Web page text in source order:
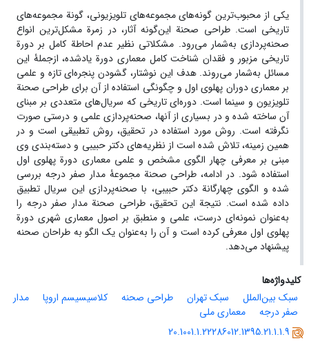
یکی از محبوب‌ترین گونه‌های مجموعه‌های تلویزیونی، گونة مجموعه‌های
تاریخی است. طراحی صحنة این‌گونه آثار، در زمرة مشکل‌ترین انواع
صحنه‌پردازی به‌شمار می‌رود. مشکلاتی نظیر عدم احاطة کامل بر دورة
تاریخی مزبور و فقدان شناخت کامل معماری دورة یادشده، ازجملۀ این
مسائل به‌شمار می‌روند. هدف این نوشتار، گشودن پنجره‌ای تازه و علمی
بر معماری دوران پهلوی اول و چگونگی استفاده از آن برای طراحی صحنة
تلویزیون و سینما است. دوره‌ای تاریخی که سریال‌های متعددی بر مبنای
آن ساخته شده و در بسیاری از آنها، صحنه‌پردازی علمی و درستی صورت
نگرفته است. روش مورد استفاده در تحقیق، روش تطبیقی است و در
همین زمینه، تلاش شده است از نظریه‌های دکتر حبیبی و دسته‌بندی وی
مبنی بر معرفی چهار الگوی مشخص و علمی معماری دورة پهلوی اول
استفاده شود. در ادامه، طراحی صحنة مجموعۀ مدار صفر درجه بررسی
شده و الگوی چهارگانة دکتر حبیبی، با صحنه‌پردازی این سریال تطبیق
داده شده است. نتیجة این تحقیق، طراحی صحنة مدار صفر درجه را
به‌عنوان نمونه‌ای درست، علمی و منطبق بر اصول معماری شهری دورة
پهلوی اول معرفی کرده است و آن را به‌عنوان یک الگو به طراحان صحنه
پیشنهاد می‌دهد.
کلیدواژه‌ها
سبک بین‌الملل
سبک تهران طراحی صحنه کلاسیسیسم اروپا
مدار
صفر درجه
معماری ملی
20.1001.1.22286012.1395.21.1.1.9